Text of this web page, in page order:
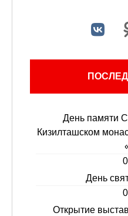
День памяти
Кизилташском
День
Открытие